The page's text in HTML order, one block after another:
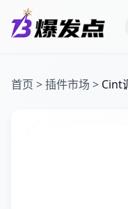
首页 >插件市场 > Cint